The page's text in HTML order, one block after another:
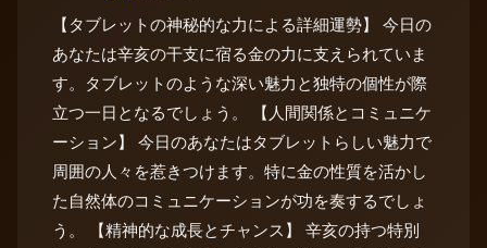
【タブレットの神秘的な力による詳細運勢】 今日の
あなたは辛亥の干支に宿る金の力に支えられていま
す。タブレットのような深い魅力と独特の個性が際
立つ一日となるでしょう。 【人間関係とコミュニケ
ーション】 今日のあなたはタブレットらしい魅力で
周囲の人々を惹きつけます。特に金の性質を活かし
た自然体のコミュニケーションが功を奏するでしょ
う。 【精神的な成長とチャンス】 辛亥の持つ特別